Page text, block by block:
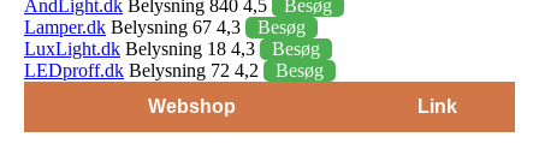
AndLight.dk Belysning 840 4,5
Besøg
Lamper.dk Belysning 67 4,3
Besøg
LuxLight.dk Belysning 18 4,3
Besøg
LEDproff.dk Belysning 72 4,2
Besøg
Webshop
Link